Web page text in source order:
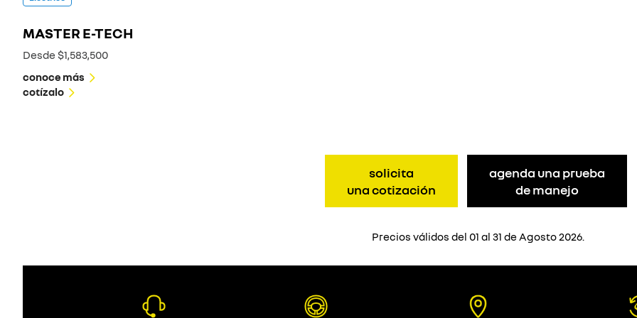
MASTER E-TECH
Desde $1,583,500
conoce más
cotízalo
Desde $381,500
Desde $382,500
solicita
una cotización
agenda una prueba
de manejo
Precios válidos del 01 al 31 de Agosto 2026.